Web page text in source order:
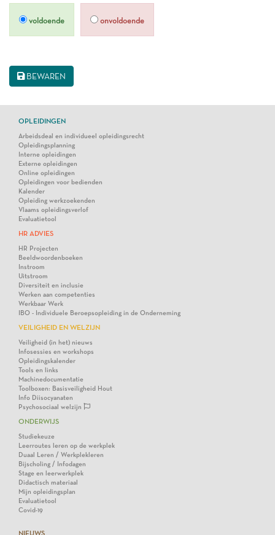
voldoende onvoldoende
BEWAREN
OPLEIDINGEN
Arbeidsdeal en individueel opleidingsrecht
Opleidingsplanning
Interne opleidingen
Externe opleidingen
Online opleidingen
Opleidingen voor bedienden
Kalender
Opleiding werkzoekenden
Vlaams opleidingsverlof
Evaluatietool
HR ADVIES
HR Projecten
Beeldwoordenboeken
Instroom
Uitstroom
Diversiteit en inclusie
Werken aan competenties
Werkbaar Werk
IBO - Individuele Beroepsopleiding in de Onderneming
VEILIGHEID EN WELZIJN
Veiligheid (in het) nieuws
Infosessies en workshops
Opleidingskalender
Tools en links
Machinedocumentatie
Toolboxen: Basisveiligheid Hout
Info Diisocyanaten
Psychosociaal welzijn
ONDERWIJS
Studiekeuze
Leerroutes leren op de werkplek
Duaal Leren / Werkplekleren
Bijscholing / Infodagen
Stage en leerwerkplek
Didactisch materiaal
Mijn opleidingsplan
Evaluatietool
Covid-19
NIEUWS